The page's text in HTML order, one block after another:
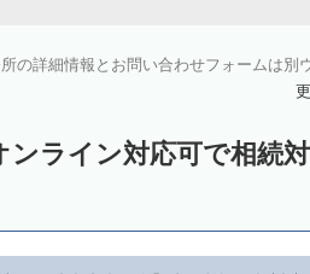
の詳細情報とお問い合わせフォームは別
ライン対応可で相続